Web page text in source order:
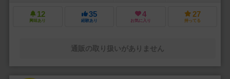
12
興味あり
35
経験あり
4
お気に入り
27
持ってる
通販の取り扱いがありません